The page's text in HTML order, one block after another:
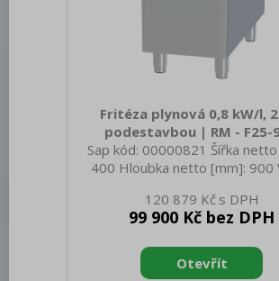
Fritéza plynová 0,8 kW/l,
podestavbou | RM - F25-
Sap kód: 00000821 Šířka
400 Hloubka netto [mm]: 900
63.00 Šířka brutto [mm]: 430
brutto [mm]: 970 Výška brutto
spotřebiče: Plynové zařízení
typ zařízení: S podestavbou
120 879 Kč
99 900 Kč bez DPH